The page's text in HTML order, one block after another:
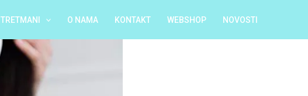
TRETMANI O NAMA KONTAKT WEBSHOP NOVOSTI